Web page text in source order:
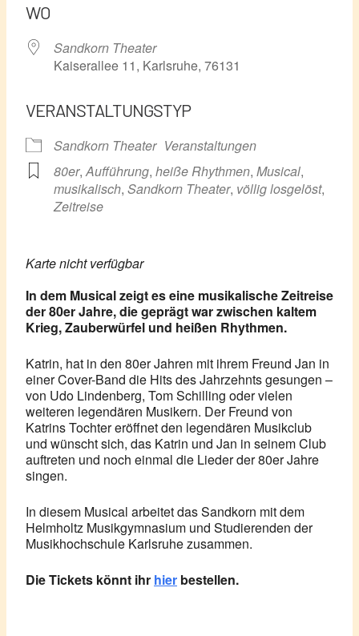
WO
Sandkorn Theater
Kaiserallee 11, Karlsruhe, 76131
VERANSTALTUNGSTYP
Sandkorn Theater Veranstaltungen
80er,Aufführung, heiße Rhythmen, Musical,
musikalisch, Sandkorn Theater, völlig losgelöst,
Zeitreise
Karte nicht verfügbar
In dem Musical zeigt es eine musikalische Zeitreise
der 80er Jahre, die geprägt war zwischen kaltem
Krieg, Zauberwürfel und heißen Rhythmen.
Katrin, hat in den 80er Jahren mit ihrem Freund Jan in
einer Cover-Band die Hits des Jahrzehnts gesungen –
von Udo Lindenberg, Tom Schilling oder vielen
weiteren legendären Musikern. Der Freund von
Katrins Tochter eröffnet den legendären Musikclub
und wünscht sich, das Katrin und Jan in seinem Club
auftreten und noch einmal die Lieder der 80er Jahre
singen.
In diesem Musical arbeitet das Sandkorn mit dem
Helmholtz Musikgymnasium und Studierenden der
Musikhochschule Karlsruhe zusammen.
Die Tickets könnt ihr hier bestellen.